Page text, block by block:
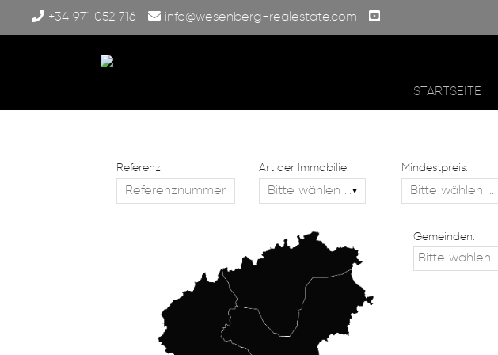
+34 971 052 716 info@wesenberg-realestate.com
STARTSEITE
Referenz: Art der Immobilie: Mindestpreis:
Gemeinden: